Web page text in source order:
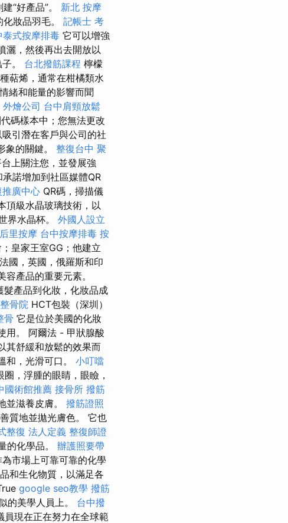
“好產品”。 新北 按摩
妝品羽毛。 記帳士 考
泰式按摩排毒 它可以增強
灑，然後再出去開放以
。 台北撥筋課程 檸檬
萜烯，通常在柑橘類水
緒和能量的影響而聞
外燴公司 台中肩頸放鬆
碼樣本中；您無法更改
引潛在客戶與公司的社
象的關鍵。 整復台中 聚
上關注您，並發展強
諾增加到社區媒體QR
廣中心 QR碼，掃描儀
頂級水晶玻璃技術，以
界水晶杯。 外國人設立
后里按摩 台中按摩排毒 按
皇家王室GG；他建立
國，英國，俄羅斯和印
產品的重要元素。
髮產品到化妝，化妝品成
骨院 HCT包裝（深圳）
骨 它是位於美國的化妝
用。 阿爾法 - 甲狀腺酸
其舒緩和放鬆的效果而
和，光滑可口。 小叮噹
，浮腫的眼睛，眼瞼，
國術館推薦 接骨所 撥筋
並滋養皮膚。 撥筋證照
質地並拋光膚色。 它也
整復 法人定義 整復師證
的化學品。 辦護照要帶
市場上可靠可靠的化學
和生化物質，以滿足各
google seo教學 撥筋
的美學人員上。 台中撥
現在正在努力在全球範